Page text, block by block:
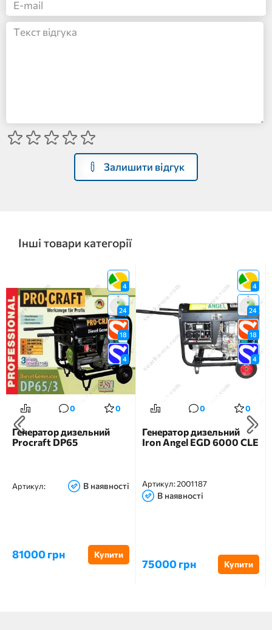
Залишити відгук
Інші товари категорії
4
24
18
4
0 0
Генератор дизельний
Procraft DP65
Артикул: В наявності
81000 грн Купити
4
24
18
4
0 0
Генератор дизельний
Iron Angel EGD 6000 CLE
Артикул:2001187
В наявності
75000 грн Купити